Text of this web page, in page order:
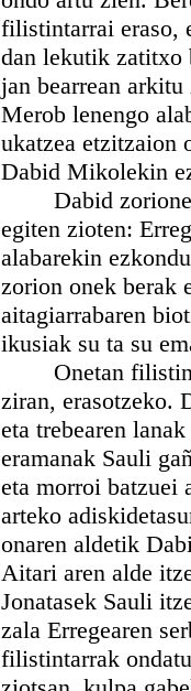
filistintarrai eraso,
dan lekutik zatitxo
jan bearrean
Merob lenengo
ukatzea etzitzaion
Dabid Mikolekin
Dabid zorionez
egiten zioten:
alabarekin
zorion onek berak
aitagiarrabaren
ikusiak su ta su
Onetan
ziran, erasotzeko.
eta trebearen
eramanak Sauli
eta morroi batzuei
arteko
onaren aldetik
Aitari aren alde
Jonatasek Sauli
zala Erregearen
filistintarrak